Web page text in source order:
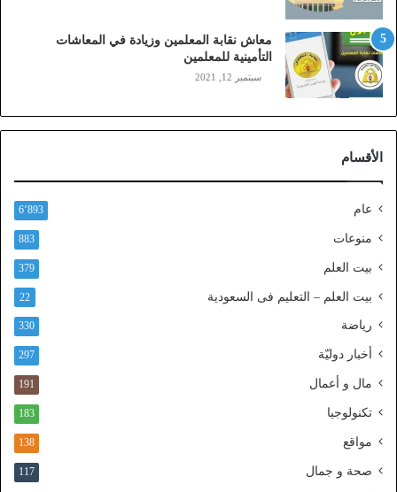
ز
ي
ن
)
ا
ل
ف
ا
ا
ط
ا
م
و
د
معاش نقابة المعلمين وزيادة في المعاشات
التأمينية للمعلمين
سبتمبر 12, 2021
الأقسام
عام 6٬893
منوعات 883
بيت العلم 379
بيت العلم – التعليم فى السعودية 22
رياضة 330
أخبار دوليّة 297
مال و أعمال 191
تكنولوجيا 183
مواقع 138
صحة و جمال 117